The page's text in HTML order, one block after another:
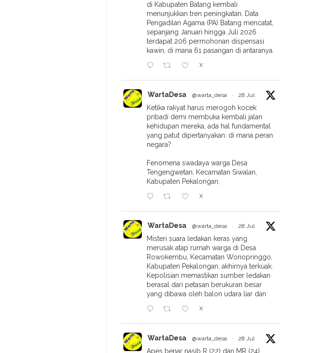
di Kabupaten Batang kembali
menunjukkan tren peningkatan. Data
Pengadilan Agama (PA) Batang mencatat,
sepanjang Januari hingga Juli 2026
terdapat 206 permohonan dispensasi
kawin, di mana 61 pasangan di antaranya.
X
WartaDesa @warta_desa · 28 Jul
Ketika rakyat harus merogoh kocek
pribadi demi membuka kembali jalan
kehidupan mereka, ada hal fundamental
yang patut dipertanyakan: di mana peran
negara?
Fenomena swadaya warga Desa
Tengengwetan, Kecamatan Siwalan,
Kabupaten Pekalongan,
X
WartaDesa @warta_desa · 28 Jul
Misteri suara ledakan keras yang
merusak atap rumah warga di Desa
Rowokembu, Kecamatan Wonopringgo,
Kabupaten Pekalongan, akhirnya terkuak.
Kepolisian memastikan sumber ledakan
berasal dari petasan berukuran besar
yang dibawa oleh balon udara liar dan
X
WartaDesa @warta_desa · 28 Jul
Apes benar nasib R (22) dan MR (24).